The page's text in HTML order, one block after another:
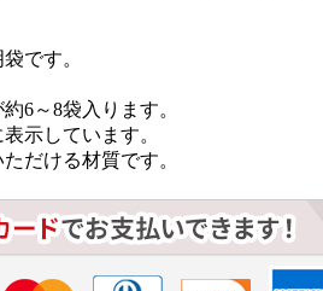
です。
6～8袋入ります。
示しています。
だける材質です。